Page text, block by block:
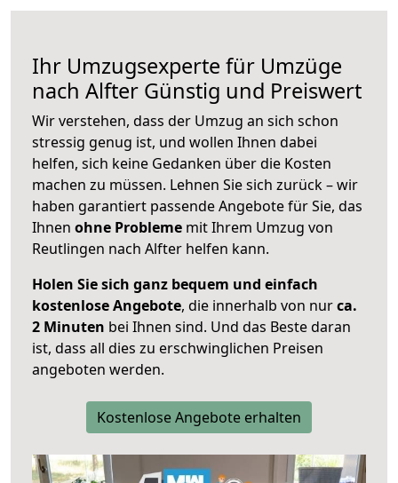
Ihr Umzugsexperte für Umzüge
nach Alfter Günstig und Preiswert
Wir verstehen, dass der Umzug an sich schon
stressig genug ist, und wollen Ihnen dabei
helfen, sich keine Gedanken über die Kosten
machen zu müssen. Lehnen Sie sich zurück – wir
haben garantiert passende Angebote für Sie, das
Ihnen ohne Probleme mit Ihrem Umzug von
Reutlingen nach Alfter helfen kann.
Holen Sie sich ganz bequem und einfach
kostenlose Angebote, die innerhalb von nurca.
2 Minuten bei Ihnen sind. Und das Beste daran
ist, dass all dies zu erschwinglichen Preisen
angeboten werden.
Kostenlose Angebote erhalten